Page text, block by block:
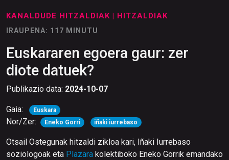
KANALDUDE HITZALDIAK | HITZALDIAK
IRAUPENA: 117 MINUTU
Euskararen egoera gaur: zer
diote datuek?
Publikazio data: 2024-10-07
Gaia: Euskara
Nor/Zer: Eneko Gorri iñaki iurrebaso
Otsail Ostegunak hitzaldi zikloa kari, Iñaki Iurrebaso
soziologoak eta Plazara kolektiboko Eneko Gorrik emandako